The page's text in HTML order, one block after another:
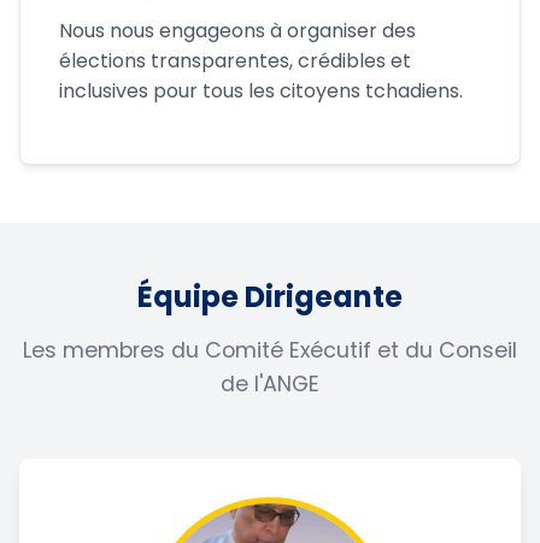
Nous nous engageons à organiser des
élections transparentes, crédibles et
inclusives pour tous les citoyens tchadiens.
Équipe Dirigeante
Les membres du Comité Exécutif et du Conseil
de l'ANGE